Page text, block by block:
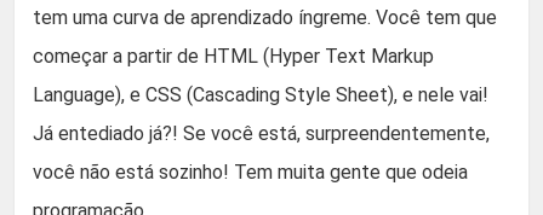
tem uma curva de aprendizado íngreme. Você tem que
começar a partir de HTML (Hyper Text Markup
Language), e CSS (Cascading Style Sheet), e nele vai!
Já entediado já?! Se você está, surpreendentemente,
você não está sozinho! Tem muita gente que odeia